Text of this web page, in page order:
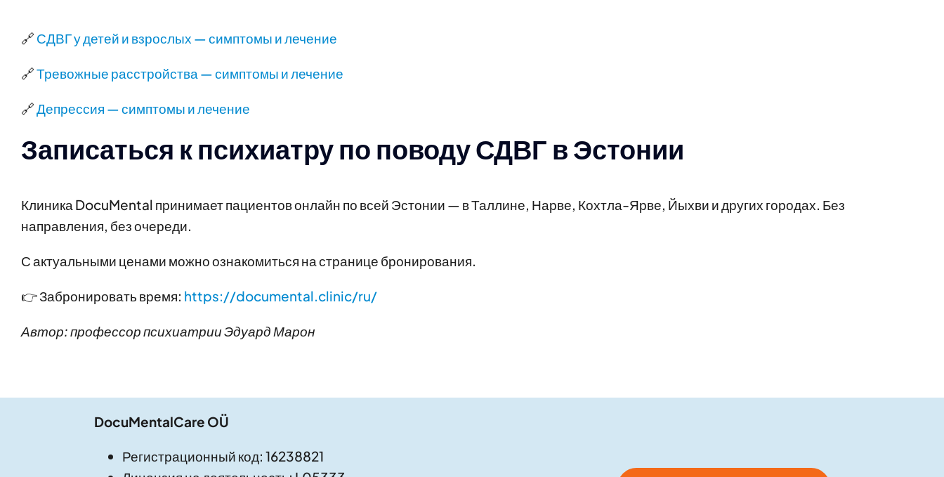
🔗 СДВГ у детей и взрослых — симптомы и лечение
🔗Тревожные расстройства — симптомы и лечение
🔗 Депрессия — симптомы и лечение
Записаться к психиатру по поводу СДВГ в Эстонии
Клиника DocuMental принимает пациентов онлайн по всей Эстонии — в Таллине, Нарве, Кохтла-Ярве, Йыхви и других городах. Без
направления, без очереди.
С актуальными ценами можно ознакомиться на странице бронирования.
👉 Забронировать время: https://documental.clinic/ru/
Автор: профессор психиатрии Эдуард Марон
DocuMentalCare OÜ
Регистрационный код: 16238821